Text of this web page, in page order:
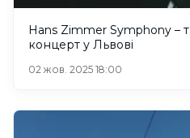
Hans Zimmer Symphony –
концерт у Львові
02 жов. 2025 18:00